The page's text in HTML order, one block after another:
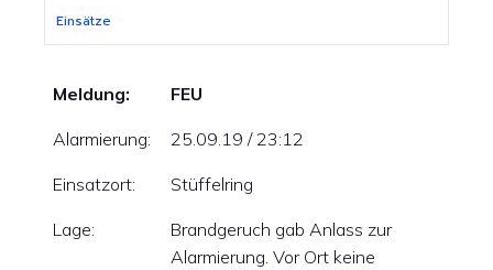
Einsätze
Meldung: FEU
Alarmierung: 25.09.19 / 23:12
Einsatzort: Stüffelring
Lage:
Brandgeruch gab Anlass zur
Alarmierung. Vor Ort keine